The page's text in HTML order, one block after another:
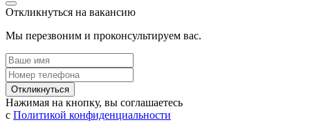
Откликнуться на вакансию
Мы перезвоним и проконсультируем вас.
Откликнуться
Нажимая на кнопку, вы соглашаетесь
с Политикой конфиденциальности